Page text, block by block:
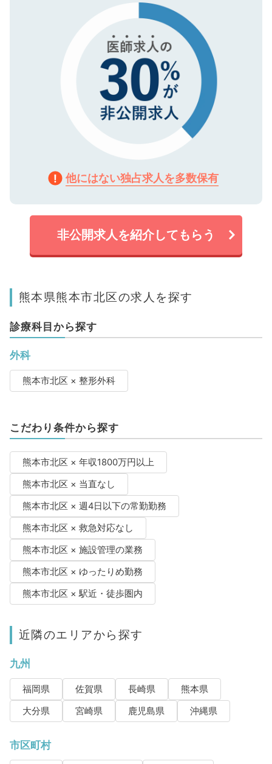
で、機密保持に関してもご安心ください。
他にはない独占求人を多数保有
非公開求人を紹介してもらう
熊本県熊本市北区の求人を探す
診療科目から探す
外科
熊本市北区 × 整形外科
こだわり条件から探す
熊本市北区 × 年収1800万円以上
熊本市北区 × 当直なし
熊本市北区 × 週4日以下の常勤勤務
熊本市北区 × 救急対応なし
熊本市北区 × 施設管理の業務
熊本市北区 × ゆったりめ勤務
熊本市北区 × 駅近・徒歩圏内
近隣のエリアから探す
九州
福岡県 佐賀県 長崎県
熊本県
大分県
宮崎県 鹿児島県 沖縄県
市区町村